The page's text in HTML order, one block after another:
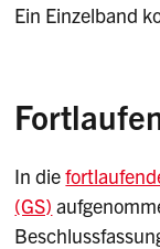
Ein Einzelband
In die
(GS)